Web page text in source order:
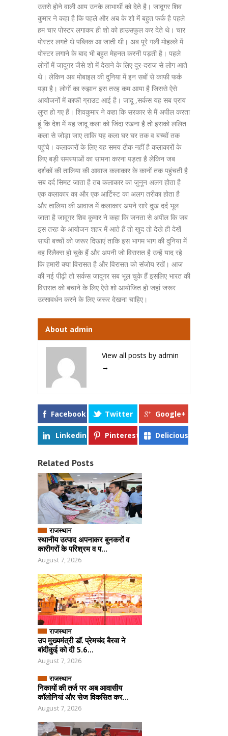
उससे होने वाली आय उनके लाभार्थी को देते है। जादूगर शिव
कुमार ने कहा है कि पहले और अब के शो में बहुत फर्क है पहले
हम चार पोस्टर लगाकर ही शो को हाउसफुल कर देते थे। चार
पोस्टर लगते थे पब्लिक आ जाती थी। अब पूरे गली मोहल्ले में
पोस्टर लगाने के बाद भी बहुत मेहनत करनी पड़ती है। पहले
लोगों में जादूगर जैसे शो में देखने के लिए दूर-दराज से लोग आते
थे। लेकिन अब मोबाइल की दुनिया में इन सबों से काफी फर्क
पड़ा है। लोगों का रुझान इस तरह कम आया है जिससे ऐसे
आयोजनों में काफी ग्राउट आई है। जादू ,सर्कस यह सब प्राय
लुप्त हो गए हैं। शिवकुमार ने कहा कि सरकार से मैं अपील करता
हूं कि देश में यह जादू कला को जिंदा रखना है तो इसको ललित
कला से जोड़ा जाए ताकि यह कला घर घर तक व बच्चों तक
पहुंचे। कलाकारों के लिए यह समय ठीक नहीं है कलाकारों के
लिए बड़ी समस्याओं का सामना करना पड़ता है लेकिन जब
दर्शकों की तालिया की आवाज कलाकार के कानों तक पहुंचती है
सब दर्द सिमट जाता है तब कलाकार का जुनून अलग होता है
एक कलाकार का और एक आर्टिस्ट का अलग तरीका होता है
और तालिया की आवाज में कलाकार अपने सारे दुख दर्द भूल
जाता है जादूगर शिव कुमार ने कहा कि जनता से अपील कि जब
इस तरह के आयोजन शहर में आते हैं तो खुद तो देखे ही देखें
साथी बच्चों को जरूर दिखाएं ताकि इस भागम भाग की दुनिया में
वह रिलैक्स हो चुके हैं और अपनी जो विरासत है उन्हें याद रहे
कि हमारी क्या विरासत है और विरासत को संजोय रखें। आज
की नई पीढ़ी तो सर्कस जादूगर सब भूल चुके हैं इसलिए भारत की
विरासत को बचाने के लिए ऐसे शो आयोजित हो जहां जरूर
उत्सावर्धन करने के लिए जरूर देखना चाहिए।
About admin
View all posts by admin
→
Facebook Twitter Google+
Linkedin Pinterest Delicious
Related Posts
राजस्थान
स्थानीय उत्पाद अपनाकर बुनकरों व
कारीगरों के परिश्रम व प...
August 7, 2026
राजस्थान
उप मुख्यमंत्री डॉ. प्रेमचंद बैरवा ने
बांदीकुई को दी 5.6...
August 7, 2026
राजस्थान
निकायों की तर्ज पर अब आवासीय
कॉलोनियां और सेज विकसित कर...
August 7, 2026